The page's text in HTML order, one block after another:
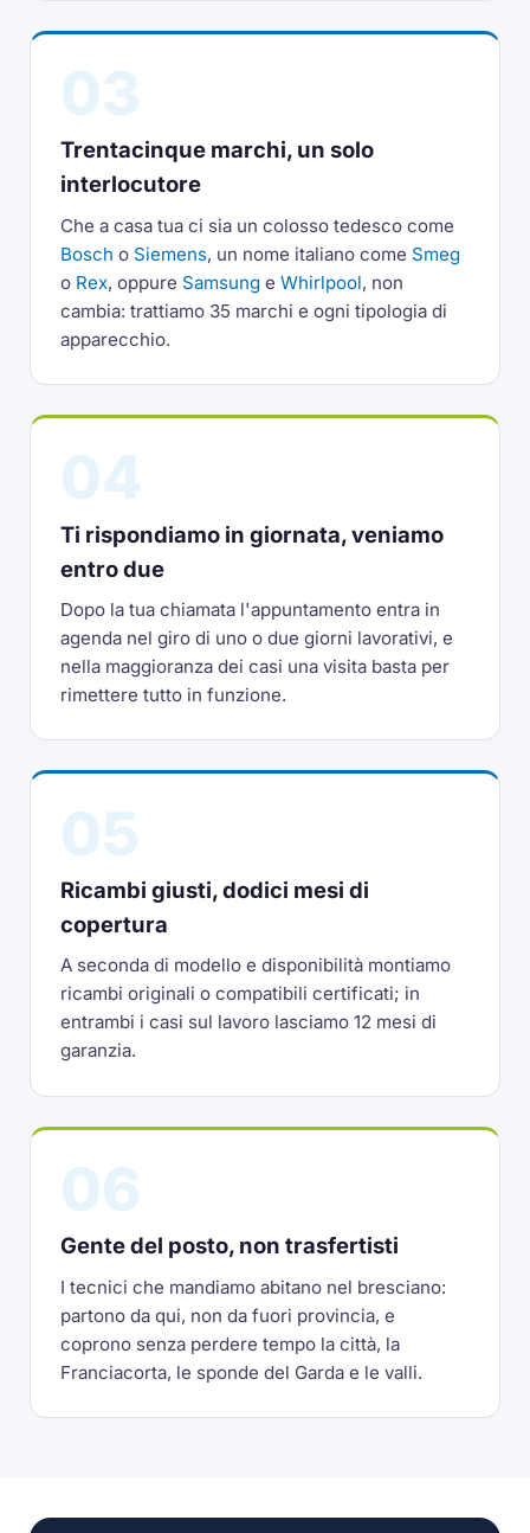
Trentacinque marchi, un solo
interlocutore
Che a casa tua ci sia un colosso tedesco come
Bosch o Siemens, un nome italiano come Smeg
o Rex, oppure Samsung eWhirlpool, non
cambia: trattiamo 35 marchi e ogni tipologia di
apparecchio.
Ti rispondiamo in giornata, veniamo
entro due
Dopo la tua chiamata l'appuntamento entra in
agenda nel giro di uno o due giorni lavorativi, e
nella maggioranza dei casi una visita basta per
rimettere tutto in funzione.
Ricambi giusti, dodici mesi di
copertura
A seconda di modello e disponibilità montiamo
ricambi originali o compatibili certificati; in
entrambi i casi sul lavoro lasciamo 12 mesi di
garanzia.
Gente del posto, non trasfertisti
I tecnici che mandiamo abitano nel bresciano:
partono da qui, non da fuori provincia, e
coprono senza perdere tempo la città, la
Franciacorta, le sponde del Garda e le valli.